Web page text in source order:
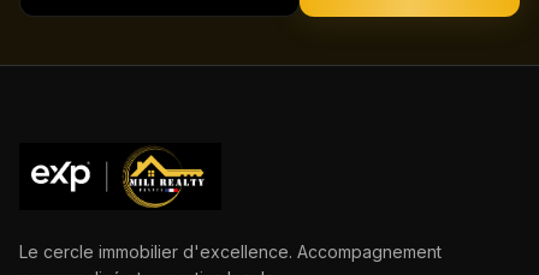
Le cercle immobilier d'excellence. Accompagnement